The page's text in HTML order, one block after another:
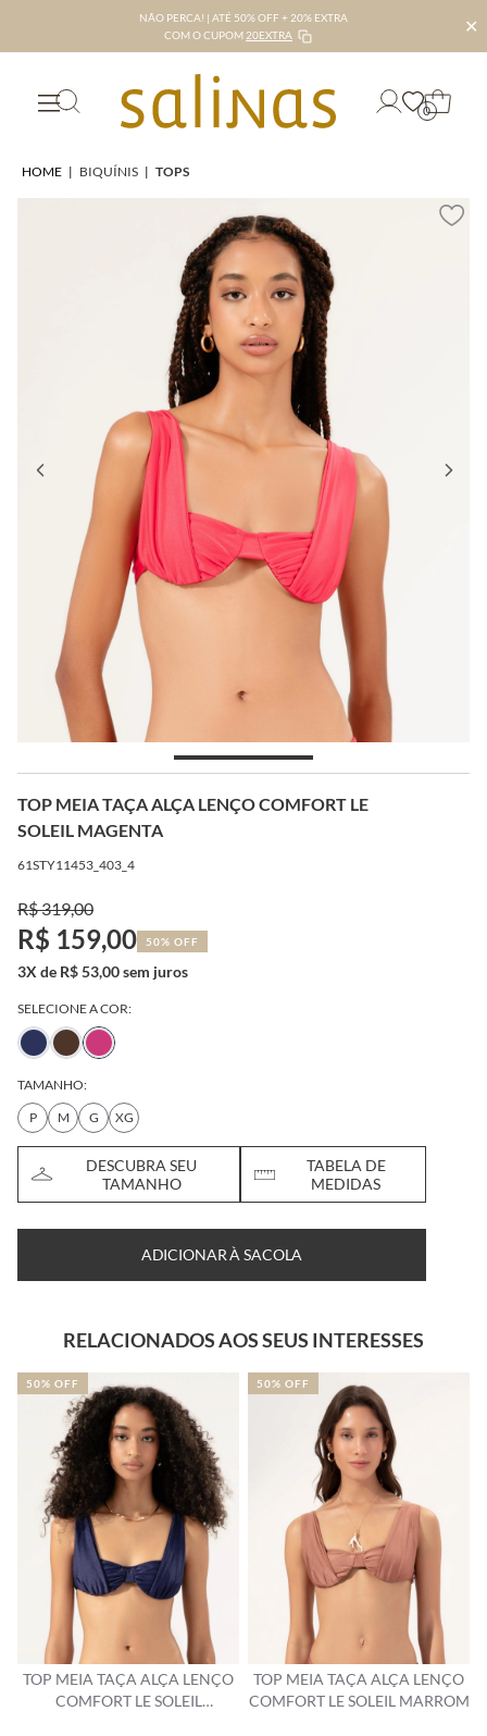
NÃO PERCA! | ATÉ 50% OFF + 20% EXTRA
COM O CUPOM 20EXTRA ✕
0
HOME | BIQUÍNIS | TOPS
TOP MEIA TAÇA ALÇA LENÇO COMFORT LE
SOLEIL MAGENTA
61STY11453_403_4
R$ 319,00
R$ 159,00 50% OFF
3X de R$ 53,00 sem juros
SELECIONE A COR:
TAMANHO:
P
M G XG
DESCUBRA SEU
TAMANHO
TABELA DE
MEDIDAS
ADICIONAR À SACOLA
RELACIONADOS AOS SEUS INTERESSES
TOP MEIA TAÇA ALÇA LENÇO
COMFORT LE SOLEIL MARROM
50% OFF
TOP MEIA TAÇA ARCO
COMFORT LE SOLEIL SALMAO
41% OFF